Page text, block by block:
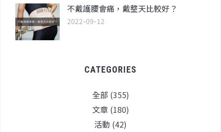
不戴護腰會痛，戴整天比較好？
2022-09-12
CATEGORIES
全部 (355)
文章(180)
活動 (42)